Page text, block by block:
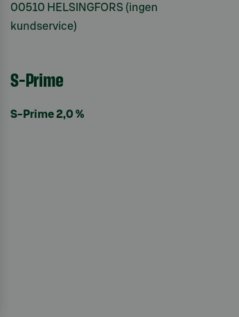
00510 HELSINGFORS (ingen
kundservice)
S-Prime
S-Prime 2,0 %